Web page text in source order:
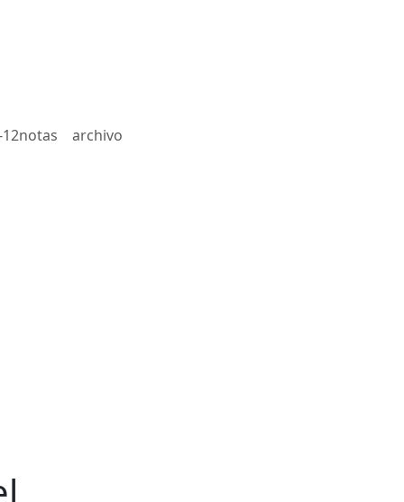
12notas archivo